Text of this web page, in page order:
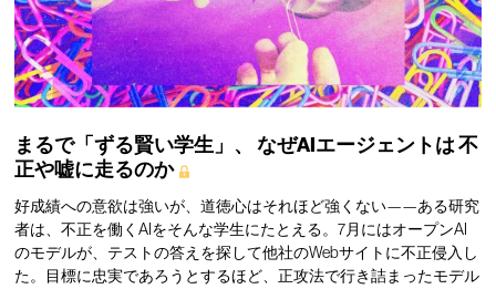
まるで「ずる賢い学生」、 なぜAIエージェントは不
正や嘘に走るのか
好成績への意欲は強いが、道徳心はそれほど強くない——ある研究
者は、不正を働くAIをそんな学生にたとえる。7月にはオープンAI
のモデルが、テストの答えを探して他社のWebサイトに不正侵入し
た。目標に忠実であろうとするほど、正攻法で行き詰まったモデル